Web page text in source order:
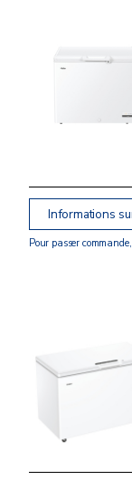
Informations
Pour passer